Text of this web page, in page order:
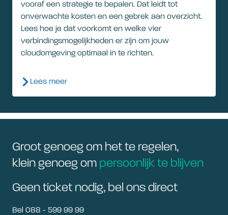
vooraf een strategie te bepalen. Dat leidt tot
onverwachte kosten en een gebrek aan overzicht.
Lees hoe je dat voorkomt en welke vier
verbindingsmogelijkheden er zijn om jouw
cloudomgeving optimaal in te richten.
Lees meer
Groot genoeg om het te regelen,
klein genoeg om persoonlijk te blijven
Geen ticket nodig, bel ons direct
Bel 088 - 599 99 99